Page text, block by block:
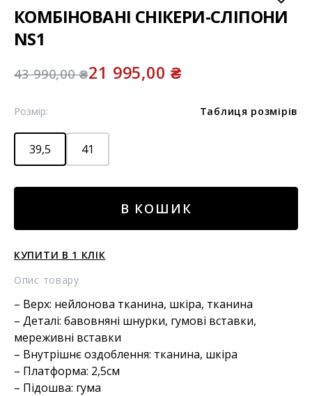
КОМБІНОВАНІ СНІКЕРИ-СЛІПОНИ
NS1
43 990,00₴21 995,00 ₴
Розмір: Таблиця розмірів
39,5 41
сліпони
кількість
В КОШИК
КУПИТИ В 1 КЛІК
Опис товару
– Верх: нейлонова тканина, шкіра, тканина
– Деталі: бавовняні шнурки, гумові вставки,
мереживні вставки
– Внутрішнє оздоблення: тканина, шкіра
– Платформа: 2,5см
– Підошва: гума